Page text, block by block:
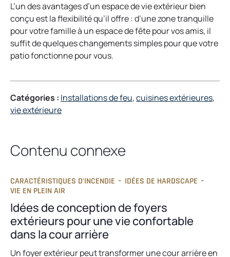
L’un des avantages d’un espace de vie extérieur bien
conçu est la flexibilité qu’il offre : d’une zone tranquille
pour votre famille à un espace de fête pour vos amis, il
suffit de quelques changements simples pour que votre
patio fonctionne pour vous.
Catégories : Installations de feu, cuisines extérieures
vie extérieure
Contenu connexe
CARACTÉRISTIQUES D’INCENDIE – IDÉES DE HARDSCAPE –
VIE EN PLEIN AIR
Idées de conception de foyers
extérieurs pour une vie confortable
dans la cour arrière
Un foyer extérieur peut transformer une cour arrière en